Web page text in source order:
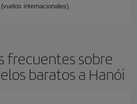
internacionales).
frecuentes sobre
baratos a Hanói